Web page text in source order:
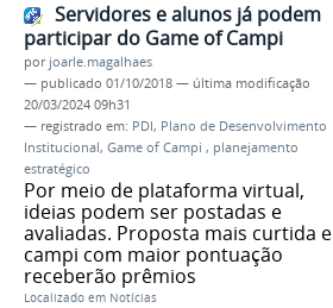
Servidores e alunos já podem
participar do Game of Campi
por joarle.magalhaes
— publicado 01/10/2018 — última modificação
20/03/2024 09h31
— registrado em: PDI, Plano de Desenvolvimento
Institucional, Game of Campi , planejamento
estratégico
Por meio de plataforma virtual,
ideias podem ser postadas e
avaliadas. Proposta mais curtida e
campi com maior pontuação
receberão prêmios
Localizado em Notícias